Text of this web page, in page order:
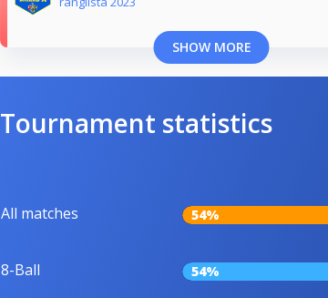
SHOW MORE
Tournament statistics
All matches 54%
8-Ball 54%